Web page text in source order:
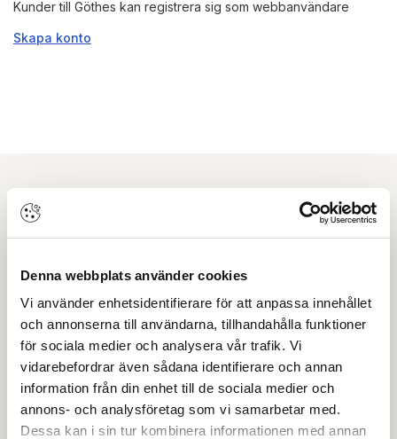
Denna webbplats använder cookies
Vi använder enhetsidentifierare för att anpassa innehållet
och annonserna till användarna, tillhandahålla funktioner
för sociala medier och analysera vår trafik. Vi
vidarebefordrar även sådana identifierare och annan
information från din enhet till de sociala medier och
annons- och analysföretag som vi samarbetar med.
Dessa kan i sin tur kombinera informationen med annan
Kunder till Göthes kan registrera sig som webbanvändare
Skapa konto
Nyhetsbrev
Prenumerera på vårt nyhetsbrev och få tips,
guider och senaste nytt direkt i din inkorg.
nyhetsbrev så accepterar du innehållet i vårintegritetspolicy. Du kan hitta
tidigare nyhetsbrev